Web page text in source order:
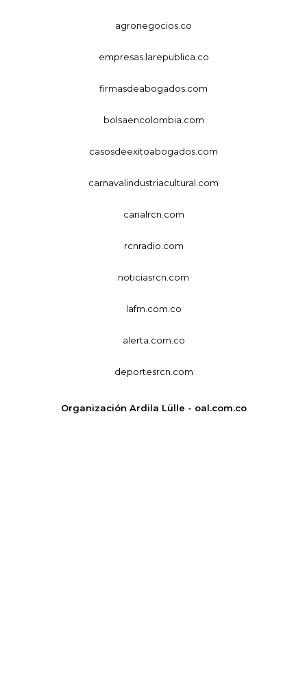
agronegocios.co
empresas.larepublica.co
firmasdeabogados.com
bolsaencolombia.com
casosdeexitoabogados.com
carnavalindustriacultural.com
canalrcn.com
rcnradio.com
noticiasrcn.com
lafm.com.co
alerta.com.co
deportesrcn.com
Organización Ardila Lülle - oal.com.co